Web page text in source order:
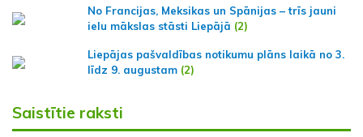
No Francijas, Meksikas un Spānijas – trīs jauni
ielu mākslas stāsti Liepājā (2)
Liepājas pašvaldības notikumu plāns laikā no 3.
līdz 9. augustam (2)
Saistītie raksti